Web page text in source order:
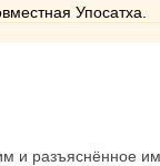
Упосатха.
и разъяснённое им.